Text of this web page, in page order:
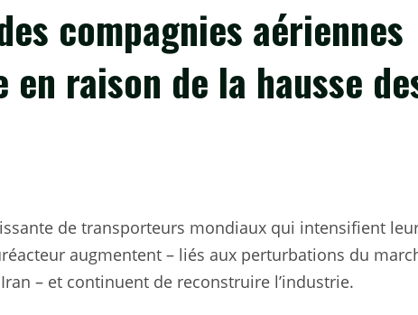
compagnies aériennes
raison de la hausse
de transporteurs mondiaux qui intensifient
augmentent – ​​liés aux perturbations du
– et continuent de reconstruire l’industrie.